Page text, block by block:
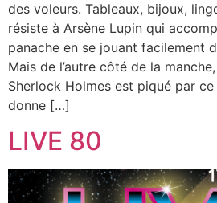
des voleurs. Tableaux, bijoux,
résiste à Arsène Lupin qui
panache en se jouant facilement
Mais de l’autre côté de la
Sherlock Holmes est piqué par
donne […]
LIVE 80